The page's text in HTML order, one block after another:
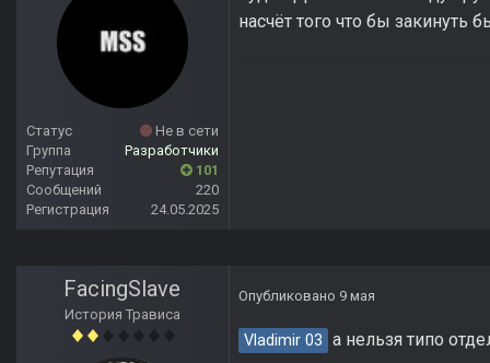
Статус
Не в сети
Группа
Разработчики
Репутация
101
Сообщений
220
Регистрация
24.05.2025
насчёт того что бы закинуть
FacingSlave
История Трависа
Опубликовано 9 мая
Vladimir 03 а нельзя типо